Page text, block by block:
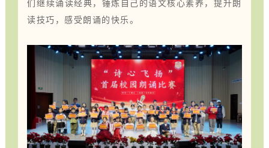
们继续诵读经典，锤炼自己的语文核心素养，提升朗
读技巧，感受朗诵的快乐。